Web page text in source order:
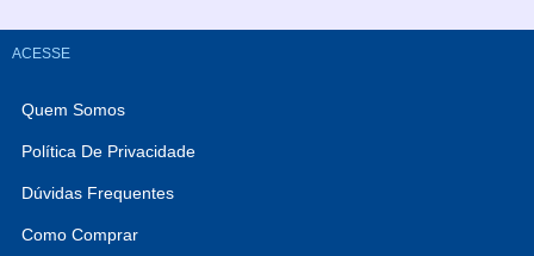
ACESSE
Quem Somos
Política De Privacidade
Dúvidas Frequentes
Como Comprar